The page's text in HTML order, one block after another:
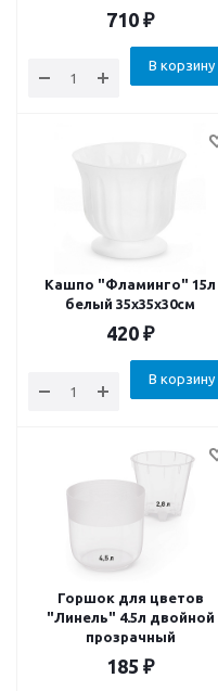
710 ₽
В корзину
Кашпо "Фламинго" 15л
белый 35х35х30см
420 ₽
В корзину
Горшок для цветов
"Линель" 4.5л двойной
прозрачный
185 ₽